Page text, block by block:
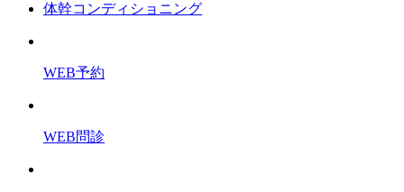
体幹コンディショニング
WEB予約
WEB問診